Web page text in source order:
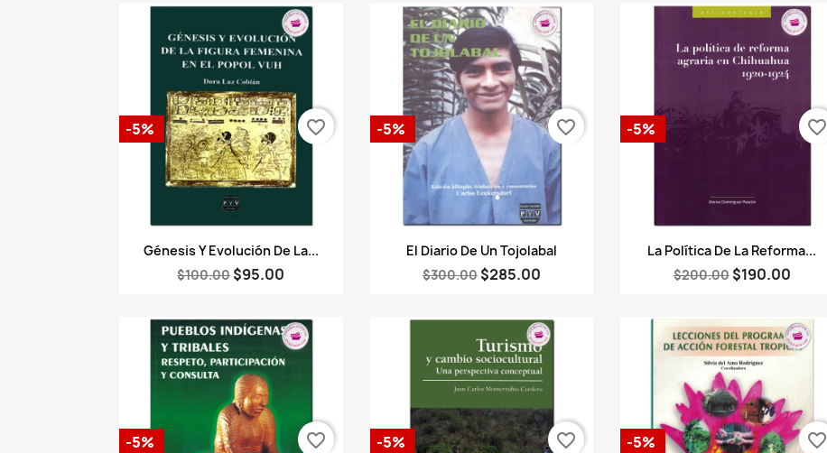
Vista rápida
Génesis Y Evolución De La...
$100.00$95.00
-5% favorite_border
Vista rápida
El Diario De Un Tojolabal
$300.00 $285.00
-5% favorite_border
Vista rápida
La Política De La Reforma...
$200.00 $190.00
-5% favorite_border
-5% favorite_border -5% favorite_border -5% favorite_border